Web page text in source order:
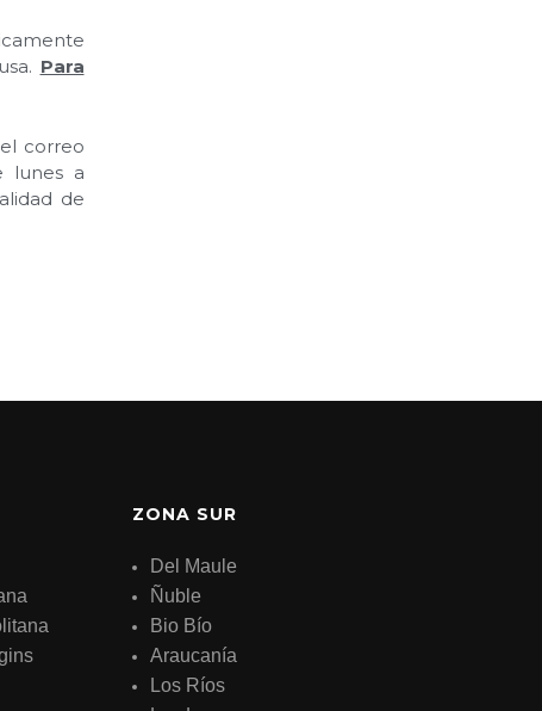
Para
correo
lunes a
de
ZONA SUR
Del Maule
Ñuble
Bio Bío
Araucanía
Los Ríos